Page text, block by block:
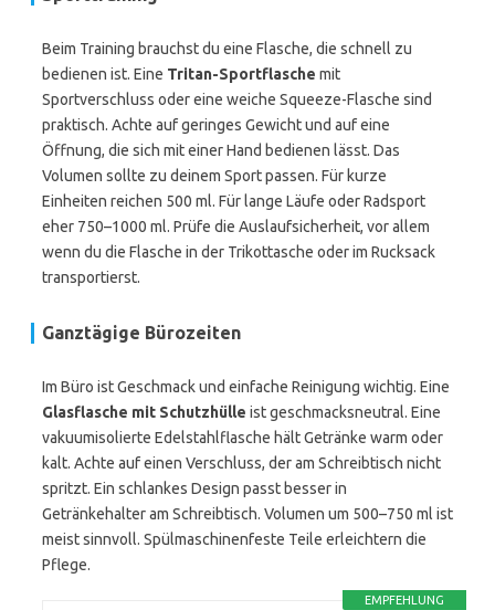
Beim Training brauchst du eine Flasche, die schnell zu
bedienen ist. Eine Tritan-Sportflasche mit
Sportverschluss oder eine weiche Squeeze-Flasche sind
praktisch. Achte auf geringes Gewicht und auf eine
Öffnung, die sich mit einer Hand bedienen lässt. Das
Volumen sollte zu deinem Sport passen. Für kurze
Einheiten reichen 500 ml. Für lange Läufe oder Radsport
eher 750–1000 ml. Prüfe die Auslaufsicherheit, vor allem
wenn du die Flasche in der Trikottasche oder im Rucksack
transportierst.
Ganztägige Bürozeiten
Im Büro ist Geschmack und einfache Reinigung wichtig. Eine
Glasflasche mit Schutzhülle ist geschmacksneutral. Eine
vakuumisolierte Edelstahlflasche hält Getränke warm oder
kalt. Achte auf einen Verschluss, der am Schreibtisch nicht
spritzt. Ein schlankes Design passt besser in
Getränkehalter am Schreibtisch. Volumen um 500–750 ml ist
meist sinnvoll. Spülmaschinenfeste Teile erleichtern die
Pflege.
EMPFEHLUNG